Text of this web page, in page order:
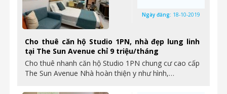
Cho thuê căn hộ Studio 1PN, nhà đẹp lung linh
tại The Sun Avenue chỉ 9 triệu/tháng
Cho thuê nhanh căn hộ Studio 1PN chung cư cao cấp
The Sun Avenue Nhà hoàn thiện y như hình,…
Ngày đăng: 18-10-2019